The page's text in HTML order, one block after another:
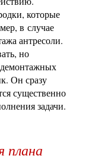
которые
в случае
антресоли.
но
демонтажных
Он сразу
существенно
задачи.
плана